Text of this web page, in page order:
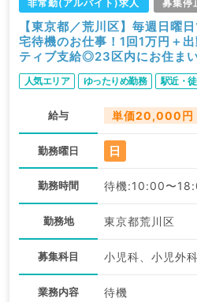
非常勤(アルバイト)求人 募集停
【東京都／荒川区】毎週日曜
宅待機のお仕事！1回1万円＋
ティブ支給◎23区内にお住ま
迎有（小児科・内科系／非常
人気エリア ゆったりめ勤務 駅近・
給与 単価20,000円
勤務曜日 日
勤務時間 待機:10:00〜
勤務地 東京都荒川区
募集科目
業務内容 待機